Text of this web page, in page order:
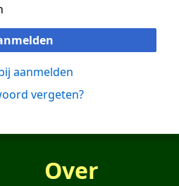
aanmelden
vergeten?
Over